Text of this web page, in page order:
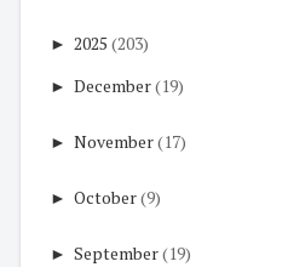
► 2025 (203)
► December(19)
► November(17)
► October(9)
► September(19)